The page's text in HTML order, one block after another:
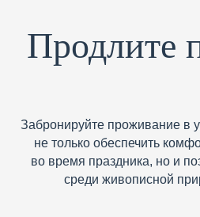
Продлите
Забронируйте проживание в
не только обеспечить
во время праздника, но и
среди живописной